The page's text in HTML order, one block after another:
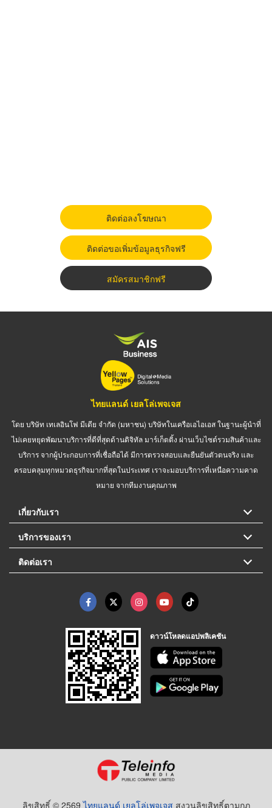
ติดต่อลงโฆษณา
ติดต่อขอเพิ่มข้อมูลธุรกิจฟรี
สมัครสมาชิกฟรี
ไทยแลนด์ เยลโล่เพจเจส
โดย บริษัท เทเลอินโฟ มีเดีย จำกัด (มหาชน) บริษัทในเครือเอไอเอส ในฐานะผู้นำที่
ไม่เคยหยุดพัฒนาบริการที่ดีที่สุดด้านดิจิทัล มาร์เก็ตติ้ง ผ่านเว็บไซต์รวมสินค้าและ
บริการ จากผู้ประกอบการที่เชื่อถือได้ มีการตรวจสอบและยืนยันตัวตนจริง และ
ครอบคลุมทุกหมวดธุรกิจมากที่สุดในประเทศ เราจะมอบบริการที่เหนือความคาด
หมาย จากทีมงานคุณภาพ
เกี่ยวกับเรา
บริการของเรา
ติดต่อเรา
ดาวน์โหลดแอปพลิเคชัน
ลิขสิทธิ์ © 2569ไทยแลนด์ เยลโล่เพจเจส สงวนลิขสิทธิ์ตามกฏ